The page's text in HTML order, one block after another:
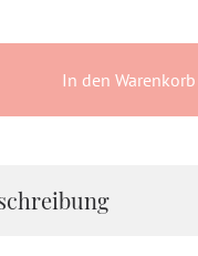
In den Warenkorb